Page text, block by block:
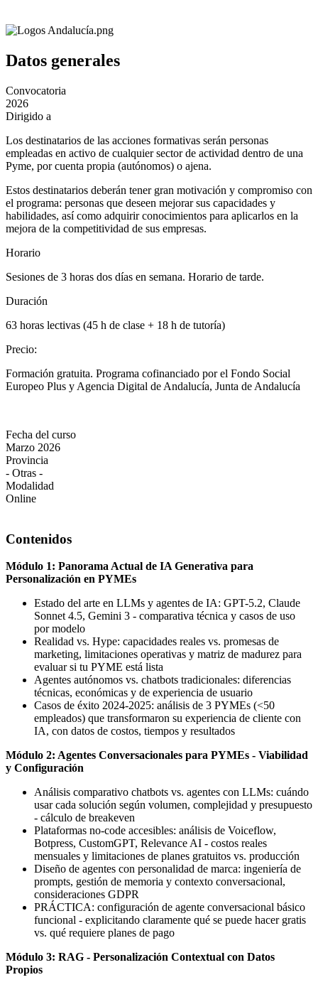
Datos generales
Convocatoria
2026
Dirigido a
Los destinatarios de las acciones formativas serán personas
empleadas en activo de cualquier sector de actividad dentro de una
Pyme, por cuenta propia (autónomos) o ajena.
Estos destinatarios deberán tener gran motivación y compromiso con
el programa: personas que deseen mejorar sus capacidades y
habilidades, así como adquirir conocimientos para aplicarlos en la
mejora de la competitividad de sus empresas.
Horario
Sesiones de 3 horas dos días en semana. Horario de tarde.
Duración
63 horas lectivas (45 h de clase + 18 h de tutoría)
Precio:
Formación gratuita. Programa cofinanciado por el Fondo Social
Europeo Plus y Agencia Digital de Andalucía, Junta de Andalucía
Fecha del curso
Marzo 2026
Provincia
- Otras -
Modalidad
Online
Contenidos
Módulo 1: Panorama Actual de IA Generativa para
Personalización en PYMEs
Estado del arte en LLMs y agentes de IA: GPT-5.2, Claude
Sonnet 4.5, Gemini 3 - comparativa técnica y casos de uso
por modelo
Realidad vs. Hype: capacidades reales vs. promesas de
marketing, limitaciones operativas y matriz de madurez para
evaluar si tu PYME está lista
Agentes autónomos vs. chatbots tradicionales: diferencias
técnicas, económicas y de experiencia de usuario
Casos de éxito 2024-2025: análisis de 3 PYMEs (<50
empleados) que transformaron su experiencia de cliente con
IA, con datos de costos, tiempos y resultados
Módulo 2: Agentes Conversacionales para PYMEs - Viabilidad
y Configuración
Análisis comparativo chatbots vs. agentes con LLMs: cuándo
usar cada solución según volumen, complejidad y presupuesto
- cálculo de breakeven
Plataformas no-code accesibles: análisis de Voiceflow,
Botpress, CustomGPT, Relevance AI - costos reales
mensuales y limitaciones de planes gratuitos vs. producción
Diseño de agentes con personalidad de marca: ingeniería de
prompts, gestión de memoria y contexto conversacional,
consideraciones GDPR
PRÁCTICA: configuración de agente conversacional básico
funcional - explicitando claramente qué se puede hacer gratis
vs. qué requiere planes de pago
Módulo 3: RAG - Personalización Contextual con Datos
Propios